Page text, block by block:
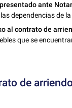
presentado ante
dependencias de
al contrato de
que se
de